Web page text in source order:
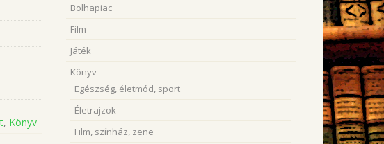
, Könyv
Bolhapiac
Film
Játék
Könyv
Egészség, életmód, sport
Életrajzok
Film, színház, zene